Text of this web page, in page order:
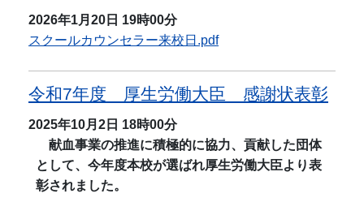
2026年1月20日 19時00分
スクールカウンセラー来校日.pdf
令和7年度 厚生労働大臣 感謝状表彰
2025年10月2日 18時00分
献血事業の推進に積極的に協力、貢献した団体
として、今年度本校が選ばれ厚生労働大臣より表
彰されました。